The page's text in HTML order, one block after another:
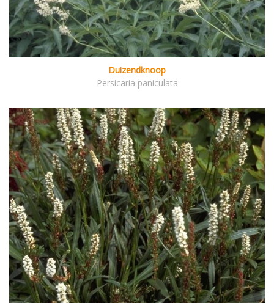
Duizendknoop
Persicaria paniculata